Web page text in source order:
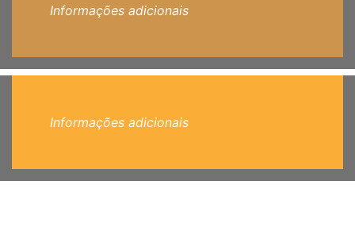
Informações adicionais
Informações adicionais